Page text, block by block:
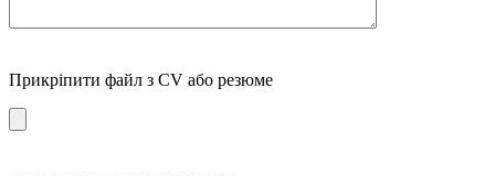
Прикріпити файл з CV або резюме